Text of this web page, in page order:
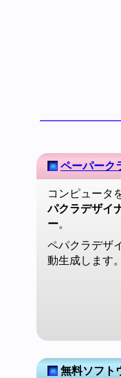
ペーパーク
コンピュータ
パクラデザイ
ー。
ペパクラデザ
動生成します。
無料ソフト